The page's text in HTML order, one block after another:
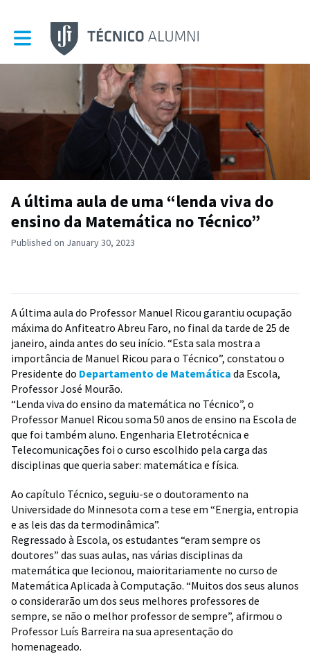
Toggle main navigation
A última aula de uma “lenda viva do
ensino da Matemática no Técnico”
Published on January 30, 2023
A última aula do Professor Manuel Ricou garantiu ocupação
máxima do Anfiteatro Abreu Faro, no final da tarde de 25 de
janeiro, ainda antes do seu início. “Esta sala mostra a
importância de Manuel Ricou para o Técnico”, constatou o
Presidente do Departamento de Matemática da Escola,
Professor José Mourão.
“Lenda viva do ensino da matemática no Técnico”, o
Professor Manuel Ricou soma 50 anos de ensino na Escola de
que foi também aluno. Engenharia Eletrotécnica e
Telecomunicações foi o curso escolhido pela carga das
disciplinas que queria saber: matemática e física.
Ao capítulo Técnico, seguiu-se o doutoramento na
Universidade do Minnesota com a tese em “Energia, entropia
e as leis das da termodinâmica”.
Regressado à Escola, os estudantes “eram sempre os
doutores” das suas aulas, nas várias disciplinas da
matemática que lecionou, maioritariamente no curso de
Matemática Aplicada à Computação. “Muitos dos seus alunos
o considerarão um dos seus melhores professores de
sempre, se não o melhor professor de sempre”, afirmou o
Professor Luís Barreira na sua apresentação do
homenageado.